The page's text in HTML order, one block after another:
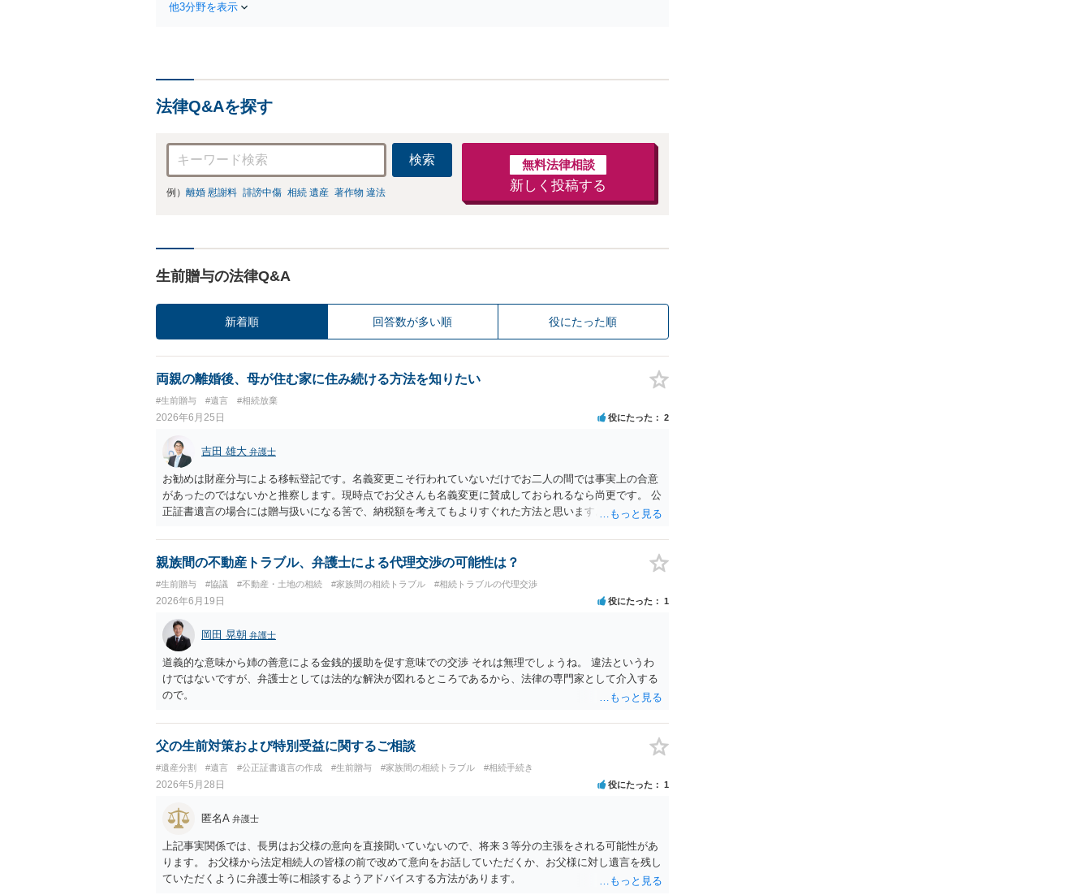
他3分野を表示
法律Q&Aを探す
検索
例） 離婚 慰謝料 誹謗中傷 相続 遺産 著作物 違法
無料法律相談
新しく投稿する
生前贈与の法律Q&A
新着順 回答数が多い順 役にたった順
両親の離婚後、母が住む家に住み続ける方法を知りたい
#生前贈与 #遺言 #相続放棄
2026年6月25日 役にたった 2
吉田 雄大 弁護士
お勧めは財産分与による移転登記です。名義変更こそ行われていないだけでお二人の間では事実上の合意
があったのではないかと推察します。現時点でお父さんも名義変更に賛成しておられるなら尚更です。 公
正証書遺言の場合には贈与扱いになる筈で、納税額を考えてもよりすぐれた方法と思います。
親族間の不動産トラブル、弁護士による代理交渉の可能性は？
#生前贈与 #協議 #不動産・土地の相続 #家族間の相続トラブル #相続トラブルの代理交渉
2026年6月19日 役にたった 1
岡田 晃朝 弁護士
道義的な意味から姉の善意による金銭的援助を促す意味での交渉 それは無理でしょうね。 違法というわ
けではないですが、弁護士としては法的な解決が図れるところであるから、法律の専門家として介入する
ので。
父の生前対策および特別受益に関するご相談
#遺産分割 #遺言 #公正証書遺言の作成 #生前贈与 #家族間の相続トラブル #相続手続き
2026年5月28日 役にたった 1
匿名A 弁護士
上記事実関係では、長男はお父様の意向を直接聞いていないので、将来３等分の主張をされる可能性があ
ります。 お父様から法定相続人の皆様の前で改めて意向をお話していただくか、お父様に対し遺言を残し
ていただくように弁護士等に相談するようアドバイスする方法があります。